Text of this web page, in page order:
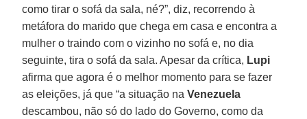
como tirar o sofá da sala, né?”, diz, recorrendo à
metáfora do marido que chega em casa e encontra a
mulher o traindo com o vizinho no sofá e, no dia
seguinte, tira o sofá da sala. Apesar da crítica, Lupi
afirma que agora é o melhor momento para se fazer
as eleições, já que “a situação naVenezuela
descambou, não só do lado do Governo, como da